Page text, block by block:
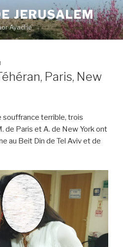
JERUSALEM
Ayache
Paris, New
terrible, trois
de Paris et A. de New York ont
au Beit Din de Tel Aviv et de